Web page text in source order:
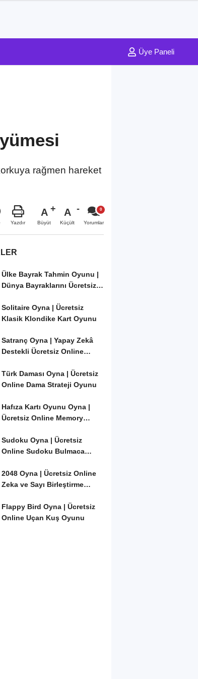
Üye Paneli
rağmen hareket
Yazdır
A
Büyüt
A
Küçült Yorumlar
Ülke Bayrak Tahmin Oyunu |
Dünya Bayraklarını Ücretsiz
Solitaire Oyna | Ücretsiz
Klasik Klondike Kart Oyunu
Satranç Oyna | Yapay Zekâ
Destekli Ücretsiz Online
Türk Daması Oyna | Ücretsiz
Online Dama Strateji Oyunu
Hafıza Kartı Oyunu Oyna |
Ücretsiz Online Memory
Sudoku Oyna | Ücretsiz
Online Sudoku Bulmaca
2048 Oyna | Ücretsiz Online
Zeka ve Sayı Birleştirme
Flappy Bird Oyna | Ücretsiz
Online Uçan Kuş Oyunu